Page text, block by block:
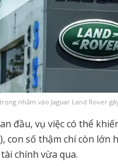
nhằm vào Jaguar Land Rover
đầu, vụ việc có thể
con số thậm chí còn
chính vừa qua.